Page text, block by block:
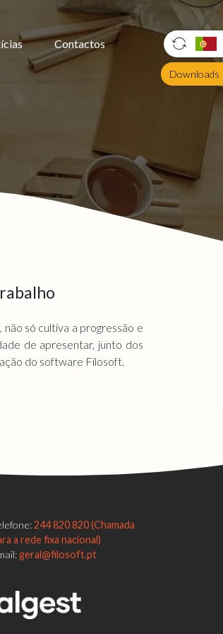
Contactos
Downloads
só cultiva a progressão e
de apresentar, junto dos
do software Filosoft.
244 820 820 (Chamada
a rede fixa nacional)
geral@filosoft.pt